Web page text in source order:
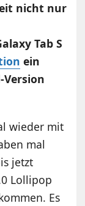
nicht nur
Tab S
ein
wieder mit
mal
jetzt
Lollipop
Es